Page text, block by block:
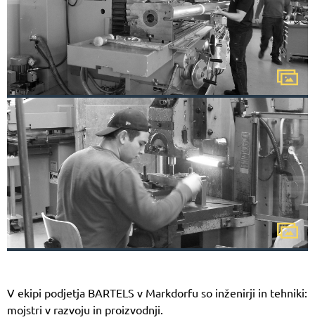
V ekipi podjetja BARTELS v Markdorfu so inženirji in tehniki:
mojstri v razvoju in proizvodnji.